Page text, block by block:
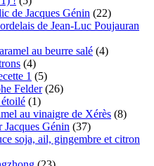
de Jacques Génin (22)
de Jean-Luc Poujauran
au beurre salé (4)
(4)
1 (5)
Felder(26)
(1)
au vinaigre de Xérès (8)
Génin (37)
soja, ail, gingembre et citron